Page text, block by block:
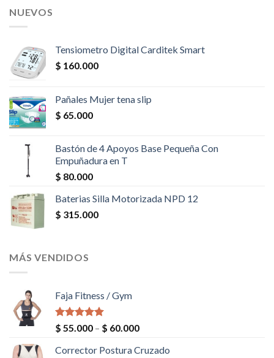
NUEVOS
Tensiometro Digital Carditek Smart
$ 160.000
Pañales Mujer tena slip
$ 65.000
Bastón de 4 Apoyos Base Pequeña Con
Empuñadura en T
$ 80.000
Baterias Silla Motorizada NPD 12
$ 315.000
MÁS VENDIDOS
Faja Fitness / Gym
Valorado en
5.00
$ 55.000 – $ 60.000
Corrector Postura Cruzado